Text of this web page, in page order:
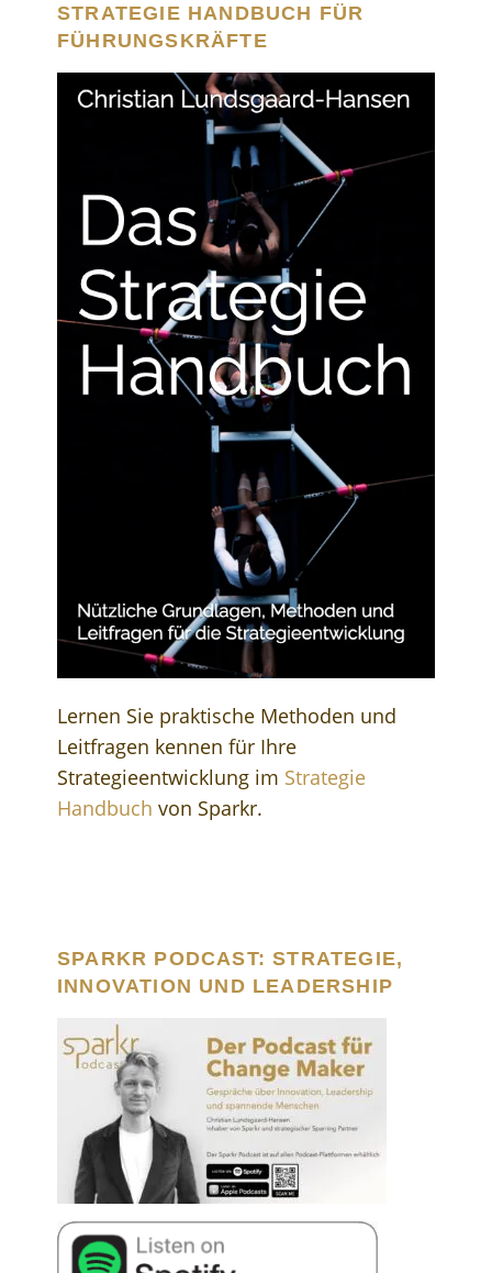
STRATEGIE HANDBUCH FÜR
FÜHRUNGSKRÄFTE
Lernen Sie praktische Methoden und
Leitfragen kennen für Ihre
Strategieentwicklung im Strategie
Handbuch von Sparkr.
SPARKR PODCAST: STRATEGIE,
INNOVATION UND LEADERSHIP